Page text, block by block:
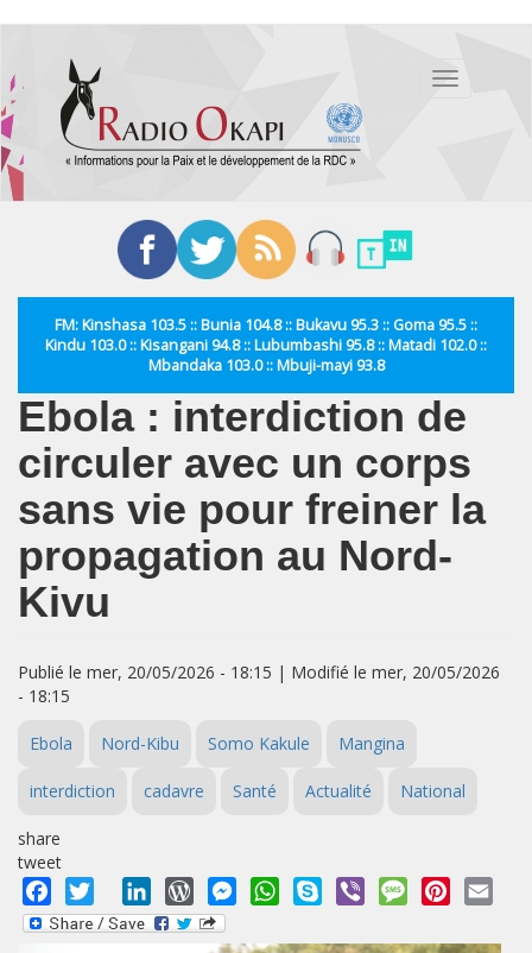
contenu
principal
Toggle
FM: Kinshasa 103.5 :: Bunia 104.8 :: Bukavu 95.3 :: Goma 95.5 ::
Kindu 103.0 :: Kisangani 94.8 :: Lubumbashi 95.8 :: Matadi 102.0 ::
Mbandaka 103.0 :: Mbuji-mayi 93.8
Ebola : interdiction de
circuler avec un corps
sans vie pour freiner la
propagation au Nord-
Kivu
Publié le mer, 20/05/2026 - 18:15 | Modifié le mer, 20/05/2026
- 18:15
Ebola Nord-Kibu Somo Kakule Mangina
interdiction cadavre Santé Actualité National
share
tweet
Facebook
Twitter LinkedInWordPressMessengerWhatsApp
Skype Viber MessagePinterest